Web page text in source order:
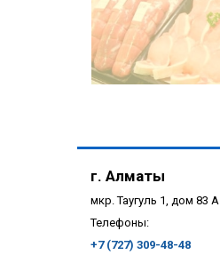
г. Алматы
мкр. Таугуль 1, дом 83 А
Телефоны:
+7 (727) 309-48-48